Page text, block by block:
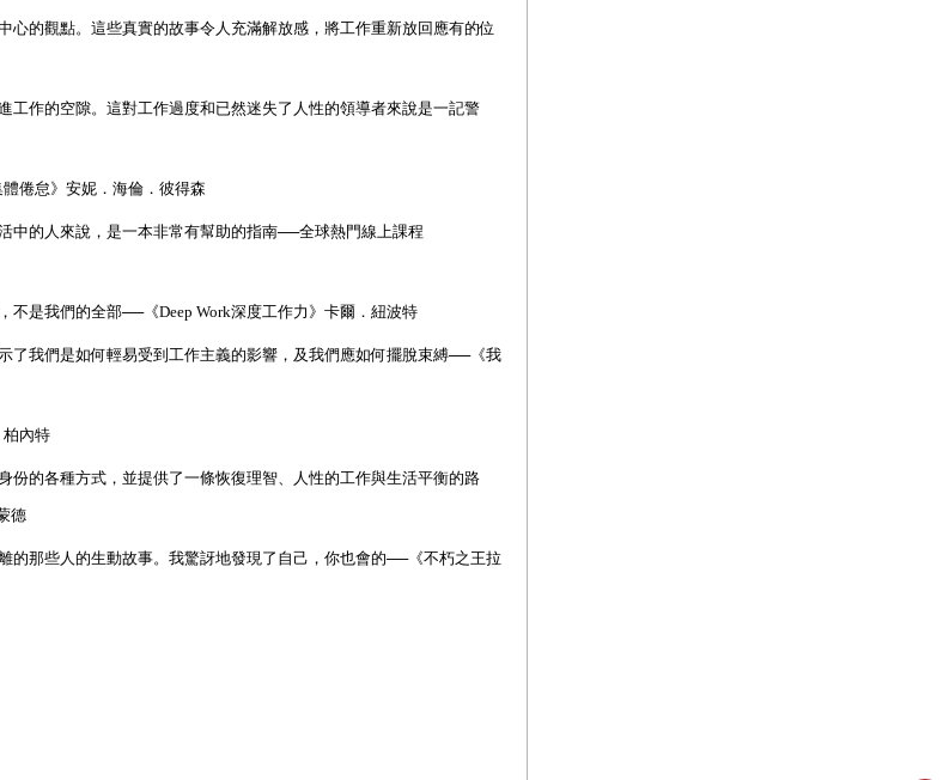
心的觀點。這些真實的故事令人充滿解放感，將工作重新放回應有的位
作的空隙。這對工作過度和已然迷失了人性的領導者來說是一記警
體倦怠》安妮．海倫．彼得森
中的人來說，是一本非常有幫助的指南──全球熱門線上課程
不是我們的全部──《Deep Work深度工作力》卡爾．紐波特
我們是如何輕易受到工作主義的影響，及我們應如何擺脫束縛──《我
柏內特
的各種方式，並提供了一條恢復理智、人性的工作與生活平衡的路
德
的那些人的生動故事。我驚訝地發現了自己，你也會的──《不朽之王拉